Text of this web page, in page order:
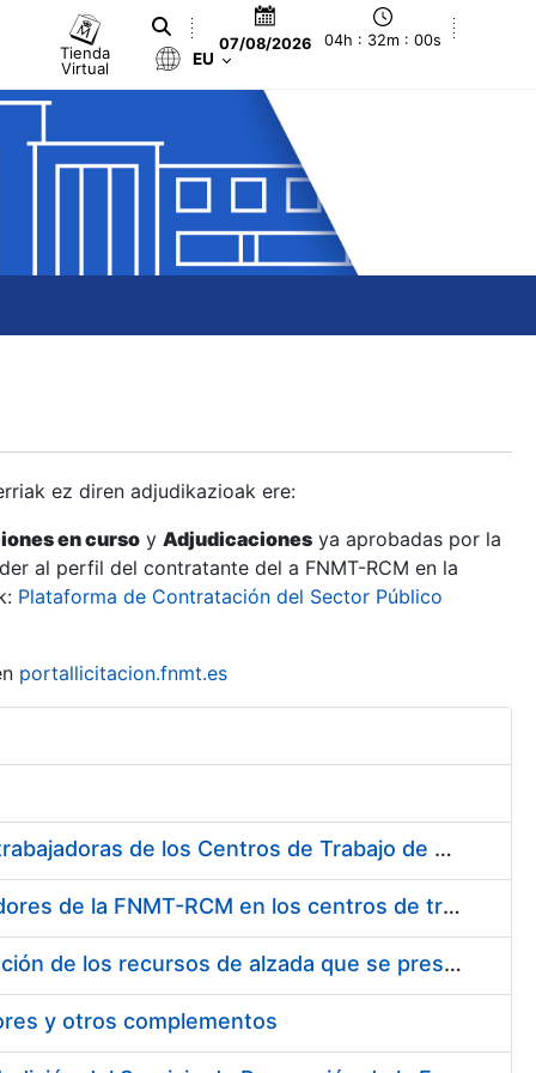
Tienda
Virtual
07/08/2026 04h : 32m : 00s
EU
ez diren adjudikazioak ere:
en curso y Adjudicaciones ya aprobadas por la
al perfil del contratante del a FNMT-RCM en la
Plataforma de Contratación del Sector Público
portallicitacion.fnmt.es
Suministro de Protectores Auditivos a medida para las personas trabajadoras de los Centros de Trabajo de Madrid y Burgos
Suministro de gafas graduadas antiproyecciones para los trabajadores de la FNMT-RCM en los centros de trabajo de Madrid y Burgos
Servicios de una empresa externa para el asesoramiento y resolución de los recursos de alzada que se presentan relacionados con procesos de selección para la FNMT-RCM
y otros complementos